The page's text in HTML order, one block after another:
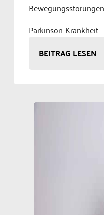
Bewegungsstörungen
Parkinson-Krankheit
BEITRAG LESEN